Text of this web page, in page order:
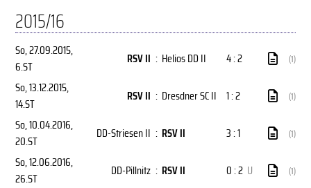
2015/16
So, 27.09.2015,
6.ST
RSV II : Helios DD II 4 : 2 (1)
So, 13.12.2015,
14.ST
RSV II : Dresdner SC II 1 : 2 (1)
So, 10.04.2016,
20.ST
DD-Striesen II : RSV II 3 : 1 (1)
So, 12.06.2016,
26.ST
DD-Pillnitz : RSV II 0 : 2 U (1)